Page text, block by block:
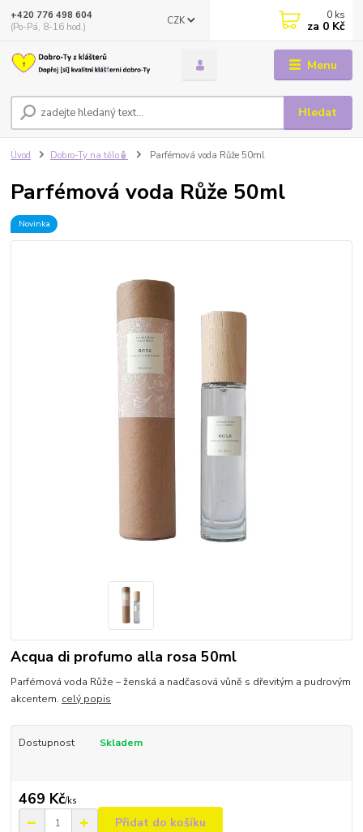
Menu
CZK
Hledat
+420 776 498 604
(Po-Pá, 8-16 hod.)
0 ks
za 0 Kč
Úvod Dobro-Ty na tělo🧴 Parfémová voda Růže 50ml
Parfémová voda Růže 50ml
Novinka
Acqua di profumo alla rosa 50ml
Parfémová voda Růže – ženská a nadčasová vůně s dřevitým a pudrovým
akcentem. celý popis
Dostupnost Skladem
469 Kč/ks
Přidat do košíku